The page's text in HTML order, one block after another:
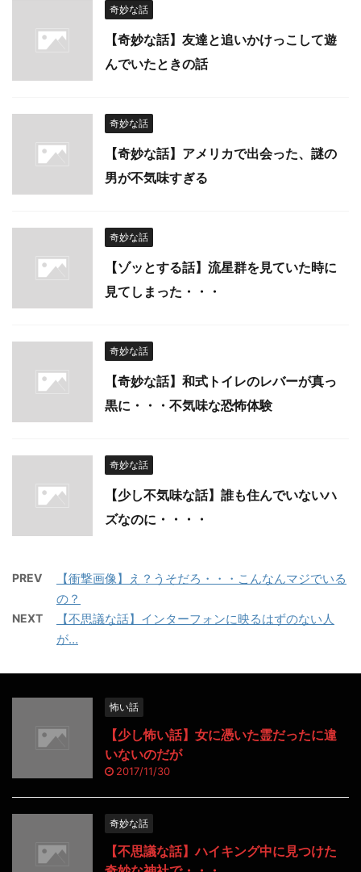
奇妙な話
【奇妙な話】友達と追いかけっこして遊
んでいたときの話
奇妙な話
【奇妙な話】アメリカで出会った、謎の
男が不気味すぎる
奇妙な話
【ゾッとする話】流星群を見ていた時に
見てしまった・・・
奇妙な話
【奇妙な話】和式トイレのレバーが真っ
黒に・・・不気味な恐怖体験
奇妙な話
【少し不気味な話】誰も住んでいないハ
ズなのに・・・・
PREV
【衝撃画像】え？うそだろ・・・こんなんマジでいる
の？
NEXT
【不思議な話】インターフォンに映るはずのない人
が…
怖い話
【少し怖い話】女に憑いた霊だったに違
いないのだが
2017/11/30
奇妙な話
【不思議な話】ハイキング中に見つけた